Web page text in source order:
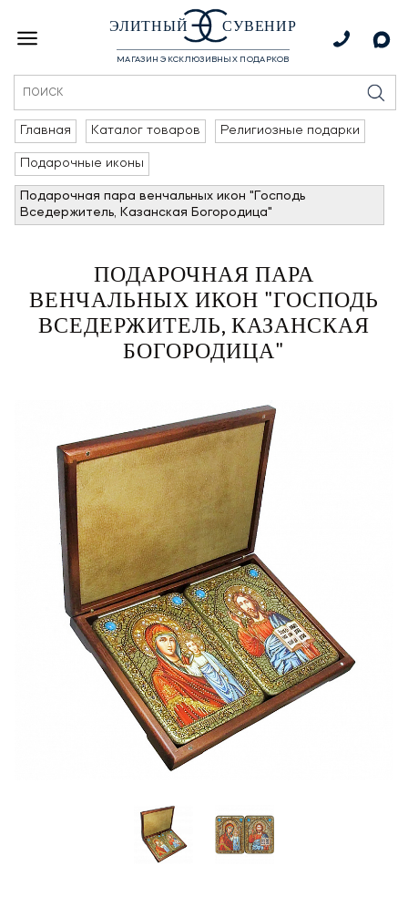
ЭЛИТНЫЙ СУВЕНИР
МАГАЗИН ЭКСКЛЮЗИВНЫХ ПОДАРКОВ
Главная Каталог товаров Религиозные подарки
Подарочные иконы
Подарочная пара венчальных икон "Господь
Вседержитель, Казанская Богородица"
ПОДАРОЧНАЯ ПАРА
ВЕНЧАЛЬНЫХ ИКОН "ГОСПОДЬ
ВСЕДЕРЖИТЕЛЬ, КАЗАНСКАЯ
БОГОРОДИЦА"